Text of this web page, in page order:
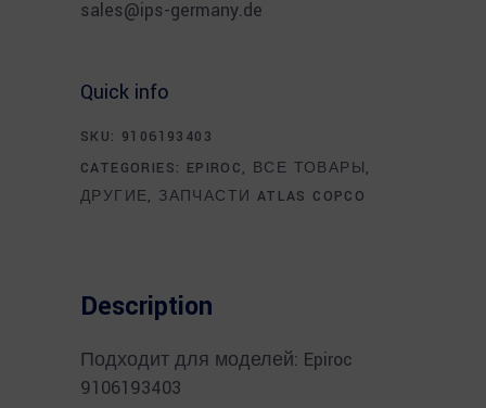
sales@ips-germany.de
Quick info
SKU: 9106193403
CATEGORIES: EPIROC, ВСЕ ТОВАРЫ,
ДРУГИЕ, ЗАПЧАСТИ ATLAS COPCO
Description
Подходит для моделей: Epiroc
9106193403